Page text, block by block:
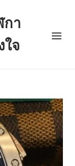
กา
จ
Menu